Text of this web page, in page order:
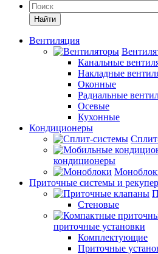
Найти
Вентиляция
Канальные
Накладные
Оконные
Радиальные
Осевые
Кухонные
Кондиционеры
кондиционеры
Приточные системы и
Стеновые
приточные установки
Комплектующие
Приточные